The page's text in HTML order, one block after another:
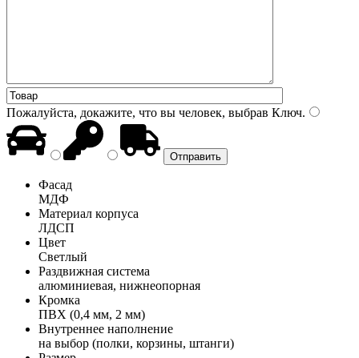
Пожалуйста, докажите, что вы человек, выбрав Ключ.
Фасад
МДФ
Материал корпуса
ЛДСП
Цвет
Светлый
Раздвижная система
алюминиевая, нижнеопорная
Кромка
ПВХ (0,4 мм, 2 мм)
Внутреннее наполнение
на выбор (полки, корзины, штанги)